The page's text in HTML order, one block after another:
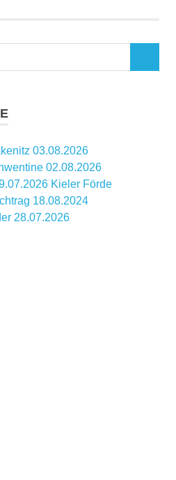
03.08.2026
02.08.2026
Kieler Förde
18.08.2024
28.07.2026